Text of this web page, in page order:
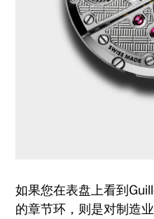
如果您在表盘上看到
的章节环，则是对制造